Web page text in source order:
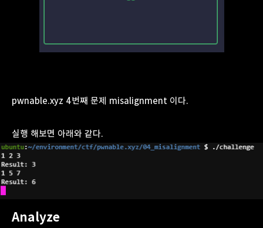
pwnable.xyz 4번째 문제 misalignment 이다.
실행 해보면 아래와 같다.
Analyze